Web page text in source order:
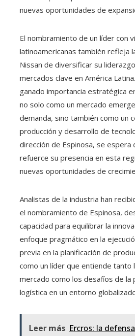
nuevas oportunidades de
El nombramiento de un líder con
latinoamericanas también refleja
Nissan de diversificar su
mercados clave en América
ganado importancia estratégica
no solo como un mercado
demanda, sino también como un
producción y desarrollo de
dirección de Espinosa, se espera
refuerce su presencia en esta
nuevas oportunidades de
Analistas de la industria han
el nombramiento de Espinosa,
capacidad para equilibrar la
enfoque pragmático en la
previa en la planificación de
como un líder que entiende tanto
mercado como los desafíos de la
logística en un entorno
Leer más Ercros: la